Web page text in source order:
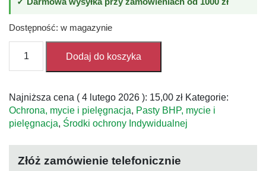
Dostępność: w magazynie
Krem
pielęgnacyjny
Basic
Care
100
Dodaj do koszyka
Najniższa cena ( 4 lutego 2026 ): 15,00 zł Kategorie:
Ochrona, mycie i pielęgnacja, Pasty BHP, mycie i
pielęgnacja, Środki ochrony Indywidualnej
Złóż zamówienie telefonicznie